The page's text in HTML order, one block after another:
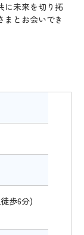
に未来を切り拓
とお会いでき
歩6分)